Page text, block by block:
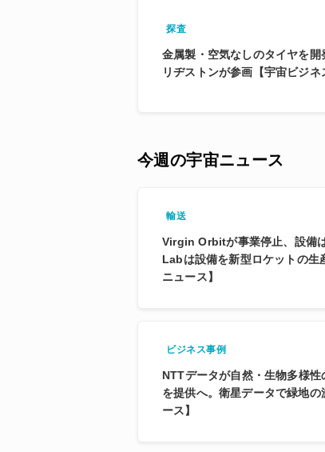
探査
金属製・空気なしのタイヤを
リヂストンが参画【宇宙ビジネ
今週の宇宙ニュース
輸送
Virgin Orbitが事業停止、設備
Labは設備を新型ロケットの生
ニュース】
ビジネス事例
NTTデータが自然・生物多様
を提供へ。衛星データで緑地
ース】